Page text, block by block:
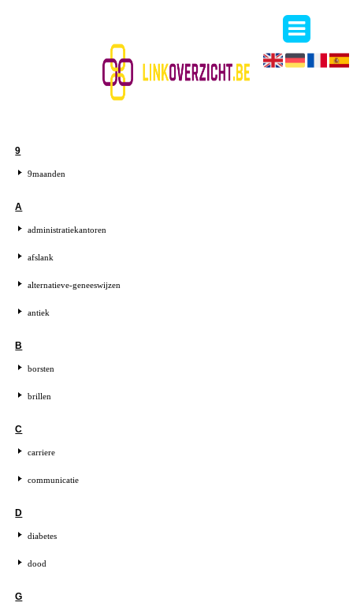
9
9maanden
A
administratiekantoren
afslank
alternatieve-geneeswijzen
antiek
B
borsten
brillen
C
carriere
communicatie
D
diabetes
dood
G